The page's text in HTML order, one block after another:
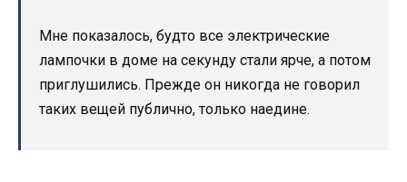
Мне показалось, будто все электрические
лампочки в доме на секунду стали ярче, а потом
приглушились. Прежде он никогда не говорил
таких вещей публично, только наедине.